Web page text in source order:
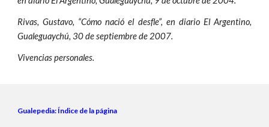
Rivas, Gustavo, “Cómo nació el desfle”, en diario El Argentino,
Gualeguaychú, 30 de septiembre de 2007.
Vivencias personales.
Gualepedia: Índice de la página